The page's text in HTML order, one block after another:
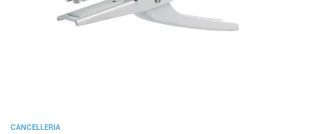
CANCELLERIA